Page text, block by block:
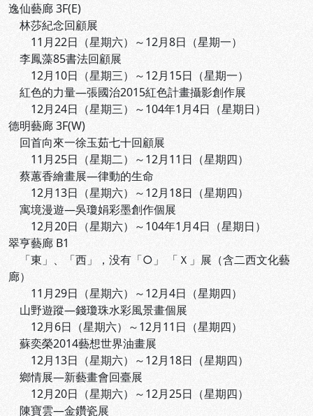
逸仙藝廊 3F(E)
林莎紀念回顧展
11月22日（星期六）～12月8日（星期一）
李鳳藻85書法回顧展
12月10日（星期三）～12月15日（星期一）
紅色的力量—張國治2015紅色計畫攝影創作展
12月24日（星期三）～104年1月4日（星期日）
德明藝廊 3F(W)
回首向來一徐玉茹七十回顧展
11月25日（星期二）～12月11日（星期四）
蔡蕙香繪畫展—律動的生命
12月13日（星期六）～12月18日（星期四）
寓境漫遊—吳瓊娟彩墨創作個展
12月20日（星期六）～104年1月4日（星期日）
翠亨藝廊 B1
「東」、「西」，没有「○」 「Ｘ」展（含二西文化藝
廊）
11月29日（星期六）～12月4日（星期四）
山野遊蹤—錢瓊珠水彩風景畫個展
12月6日（星期六）～12月11日（星期四）
蘇奕榮2014藝想世界油畫展
12月13日（星期六）～12月18日（星期四）
鄉情展—新藝畫會回臺展
12月20日（星期六）～12月25日（星期四）
陳寶雲—金鑽瓷展